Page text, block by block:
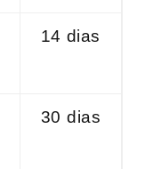
14 dias
30⁢ dias